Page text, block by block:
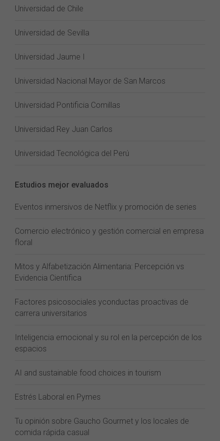
Universidad de Chile
Universidad de Sevilla
Universidad Jaume I
Universidad Nacional Mayor de San Marcos
Universidad Pontificia Comillas
Universidad Rey Juan Carlos
Universidad Tecnológica del Perú
Estudios mejor evaluados
Eventos inmersivos de Netflix y promoción de series
Comercio electrónico y gestión comercial en empresa
floral
Mitos y Alfabetización Alimentaria: Percepción vs
Evidencia Científica
Factores psicosociales yconductas proactivas de
carrera universitarios
Inteligencia emocional y su rol en la percepción de los
espacios
AI and sustainable food choices in tourism
Estrés Laboral en Pymes
Tu opinión sobre Gaucho Gourmet y los locales de
comida rápida casual